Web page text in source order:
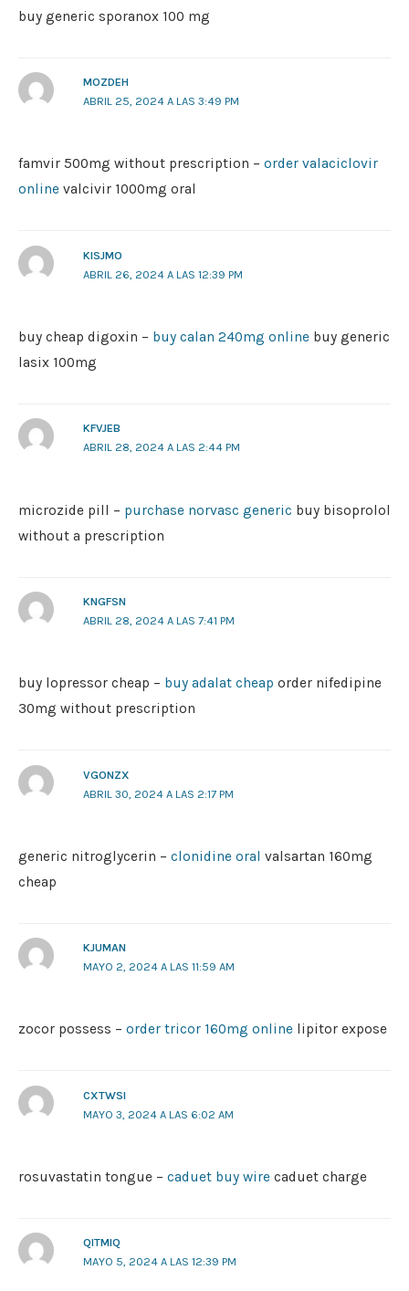
buy generic sporanox 100 mg
MOZDEH
ABRIL 25, 2024 A LAS 3:49 PM
famvir 500mg without prescription – order valaciclovir
online valcivir 1000mg oral
KISJMO
ABRIL 26, 2024 A LAS 12:39 PM
buy cheap digoxin – buy calan 240mg online buy generic
lasix 100mg
KFVJEB
ABRIL 28, 2024 A LAS 2:44 PM
microzide pill – purchase norvasc generic buy bisoprolol
without a prescription
KNGFSN
ABRIL 28, 2024 A LAS 7:41 PM
buy lopressor cheap – buy adalat cheap order nifedipine
30mg without prescription
VGONZX
ABRIL 30, 2024 A LAS 2:17 PM
generic nitroglycerin – clonidine oral valsartan 160mg
cheap
KJUMAN
MAYO 2, 2024 A LAS 11:59 AM
zocor possess – order tricor 160mg online lipitor expose
CXTWSI
MAYO 3, 2024 A LAS 6:02 AM
rosuvastatin tongue – caduet buy wire caduet charge
QITMIQ
MAYO 5, 2024 A LAS 12:39 PM